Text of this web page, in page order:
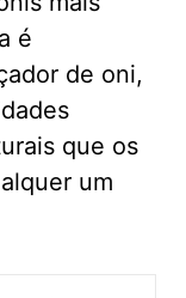
é
de oni,
que os
um